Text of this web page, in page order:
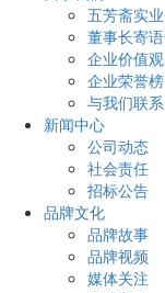
五芳斋实业
董事长寄语
企业价值观
企业荣誉榜
与我们联系
新闻中心
公司动态
社会责任
招标公告
品牌文化
品牌故事
品牌视频
媒体关注